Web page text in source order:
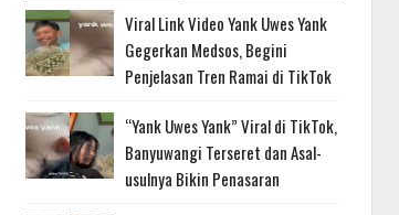
Viral Link Video Yank Uwes Yank
Gegerkan Medsos, Begini
Penjelasan Tren Ramai di TikTok
“Yank Uwes Yank” Viral di TikTok,
Banyuwangi Terseret dan Asal-
usulnya Bikin Penasaran